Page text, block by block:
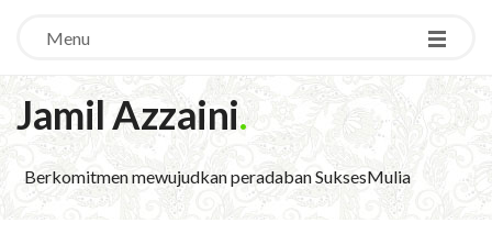
Menu
Jamil Azzaini.
Berkomitmen mewujudkan peradaban SuksesMulia